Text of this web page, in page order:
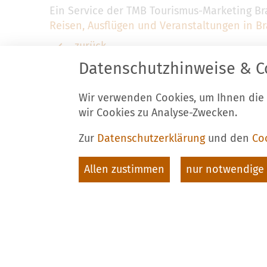
Ein Service der TMB Tourismus-Marketing
Reisen, Ausflügen und Veranstaltungen in
zurück
Stadt Luckau
Am Markt 34
15926 Luckau
Datenschutzhinweise &
Wir verwenden Cookies, um Ihnen
wir Cookies zu Analyse-Zwecken.
Zur Datenschutzerklärungund den
Allen zustimmen nur notwendige